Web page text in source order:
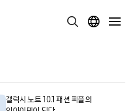
갤럭시 노트 10.1 패션 피플의